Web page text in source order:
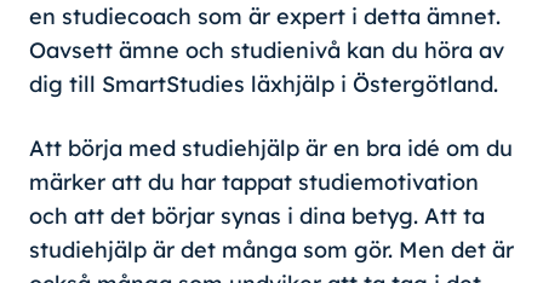
en studiecoach som är expert i detta ämnet.
Oavsett ämne och studienivå kan du höra av
dig till SmartStudies läxhjälp i Östergötland.
Att börja med studiehjälp är en bra idé om du
märker att du har tappat studiemotivation
och att det börjar synas i dina betyg. Att ta
studiehjälp är det många som gör. Men det är